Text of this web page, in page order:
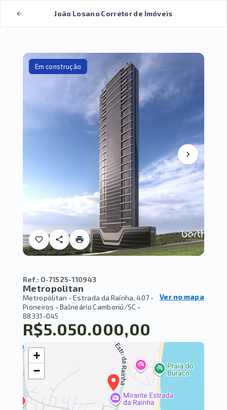
João Losano Corretor de Imóveis
Em construção
Ref.: O-71525-110943
Metropolitan
Metropolitan -Estrada da Raínha, 407 -
Pioneiros - Balneário Camboriú/SC -
88331-045
Ver no mapa
R$5.050.000,00
+
−